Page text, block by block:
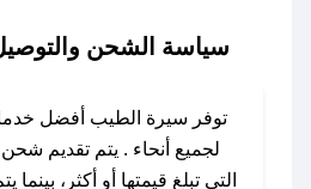
باستخدام تطبيق صحصح،
الكوبون، تواصل معنا عبر
سياسة الشحن
توفر سيرة الطيب أفضل
لجميع أنحاء . يتم تقديم
التي تبلغ قيمتها أو أكثر،